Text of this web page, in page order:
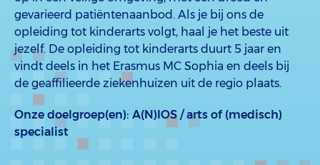
gevarieerd patiëntenaanbod. Als je bij ons de
opleiding tot kinderarts volgt, haal je het beste uit
jezelf. De opleiding tot kinderarts duurt 5 jaar en
vindt deels in het Erasmus MC Sophia en deels bij
de geaffilieerde ziekenhuizen uit de regio plaats.
Onze doelgroep(en): A(N)IOS / arts of (medisch)
specialist